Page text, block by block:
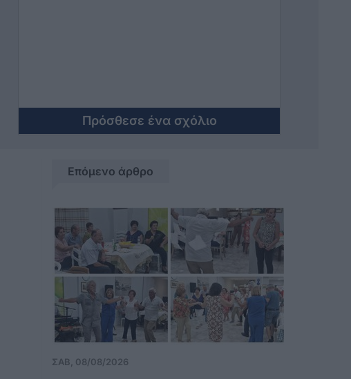
Πρόσθεσε ένα σχόλιο
Επόμενο άρθρο
ΣΑΒ, 08/08/2026